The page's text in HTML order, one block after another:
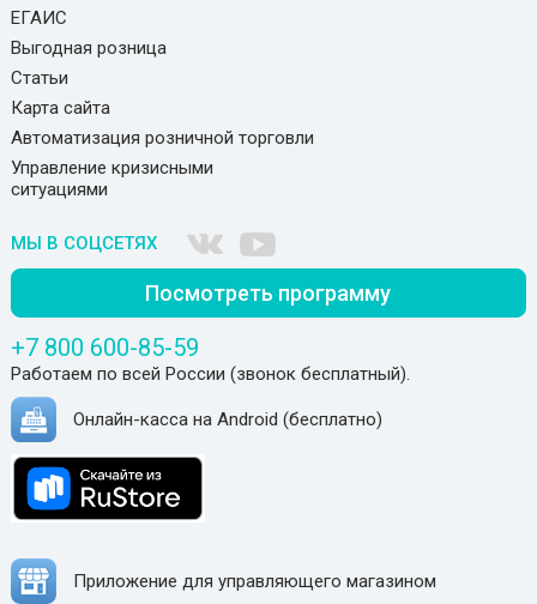
ЕГАИС
Выгодная розница
Статьи
Карта сайта
Автоматизация розничной торговли
Управление кризисными
ситуациями
МЫ В СОЦСЕТЯХ
Посмотреть программу
+7 800 600-85-59
Работаем по всей России (звонок бесплатный).
Онлайн-касса на Android (бесплатно)
Приложение для управляющего магазином